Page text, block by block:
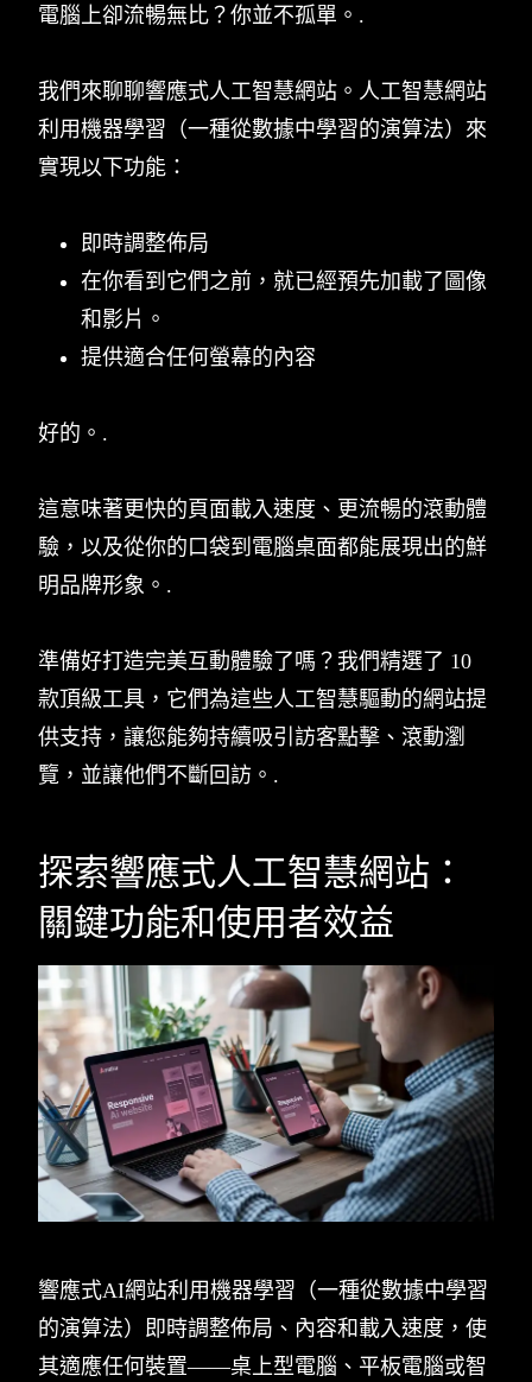
電腦上卻流暢無比？你並不孤單。.
我們來聊聊響應式人工智慧網站。人工智慧網站
利用機器學習（一種從數據中學習的演算法）來
實現以下功能：
即時調整佈局
在你看到它們之前，就已經預先加載了圖像
和影片。
提供適合任何螢幕的內容
好的。.
這意味著更快的頁面載入速度、更流暢的滾動體
驗，以及從你的口袋到電腦桌面都能展現出的鮮
明品牌形象。.
準備好打造完美互動體驗了嗎？我們精選了 10
款頂級工具，它們為這些人工智慧驅動的網站提
供支持，讓您能夠持續吸引訪客點擊、滾動瀏
覽，並讓他們不斷回訪。.
探索響應式人工智慧網站：
關鍵功能和使用者效益
響應式AI網站利用機器學習（一種從數據中學習
的演算法）即時調整佈局、內容和載入速度，使
其適應任何裝置——桌上型電腦、平板電腦或智